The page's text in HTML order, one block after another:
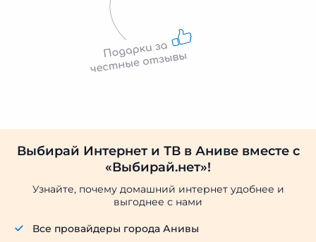
Выбирай Интернет и ТВ в Аниве вместе с
«Выбирай.нет»!
Узнайте, почему домашний интернет удобнее и
выгоднее с нами
Все провайдеры города Анивы